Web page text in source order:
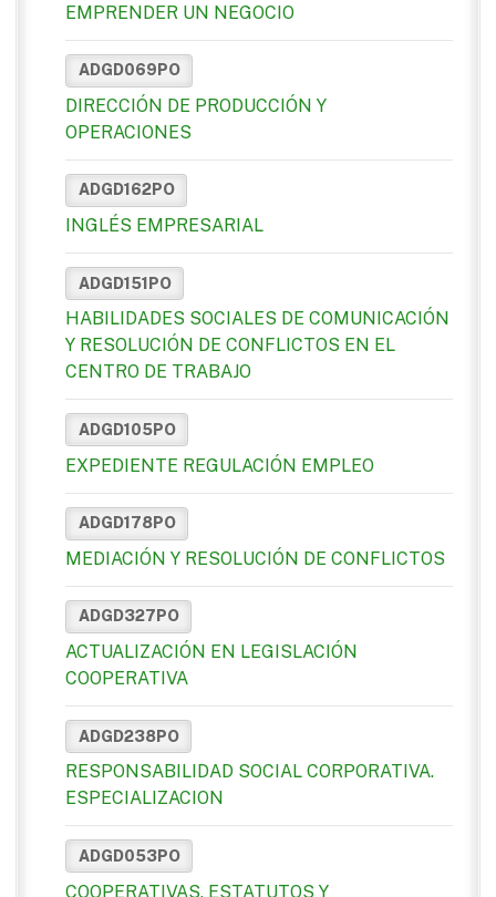
EMPRENDER UN NEGOCIO
ADGD069PO
DIRECCIÓN DE PRODUCCIÓN Y
OPERACIONES
ADGD162PO
INGLÉS EMPRESARIAL
ADGD151PO
HABILIDADES SOCIALES DE COMUNICACIÓN
Y RESOLUCIÓN DE CONFLICTOS EN EL
CENTRO DE TRABAJO
ADGD105PO
EXPEDIENTE REGULACIÓN EMPLEO
ADGD178PO
MEDIACIÓN Y RESOLUCIÓN DE CONFLICTOS
ADGD327PO
ACTUALIZACIÓN EN LEGISLACIÓN
COOPERATIVA
ADGD238PO
RESPONSABILIDAD SOCIAL CORPORATIVA.
ESPECIALIZACION
ADGD053PO
COOPERATIVAS. ESTATUTOS Y